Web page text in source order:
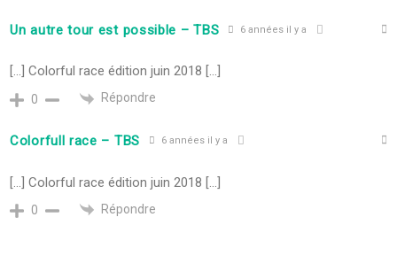
Un autre tour est possible – TBS 6 années il y a
[…] Colorful race édition juin 2018 […]
0 Répondre
Colorfull race – TBS 6 années il y a
[…] Colorful race édition juin 2018 […]
0 Répondre